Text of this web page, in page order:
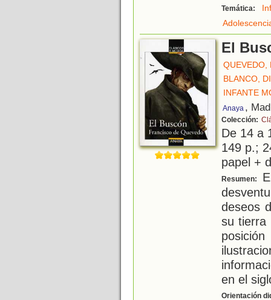
Temática:
El
QUEVEDO,
BLANCO,
INFANTE
Anaya ,
Colección:
De 14 a
149 p.;
papel +
Resumen:
deseos
su tierra
en el
Orientación